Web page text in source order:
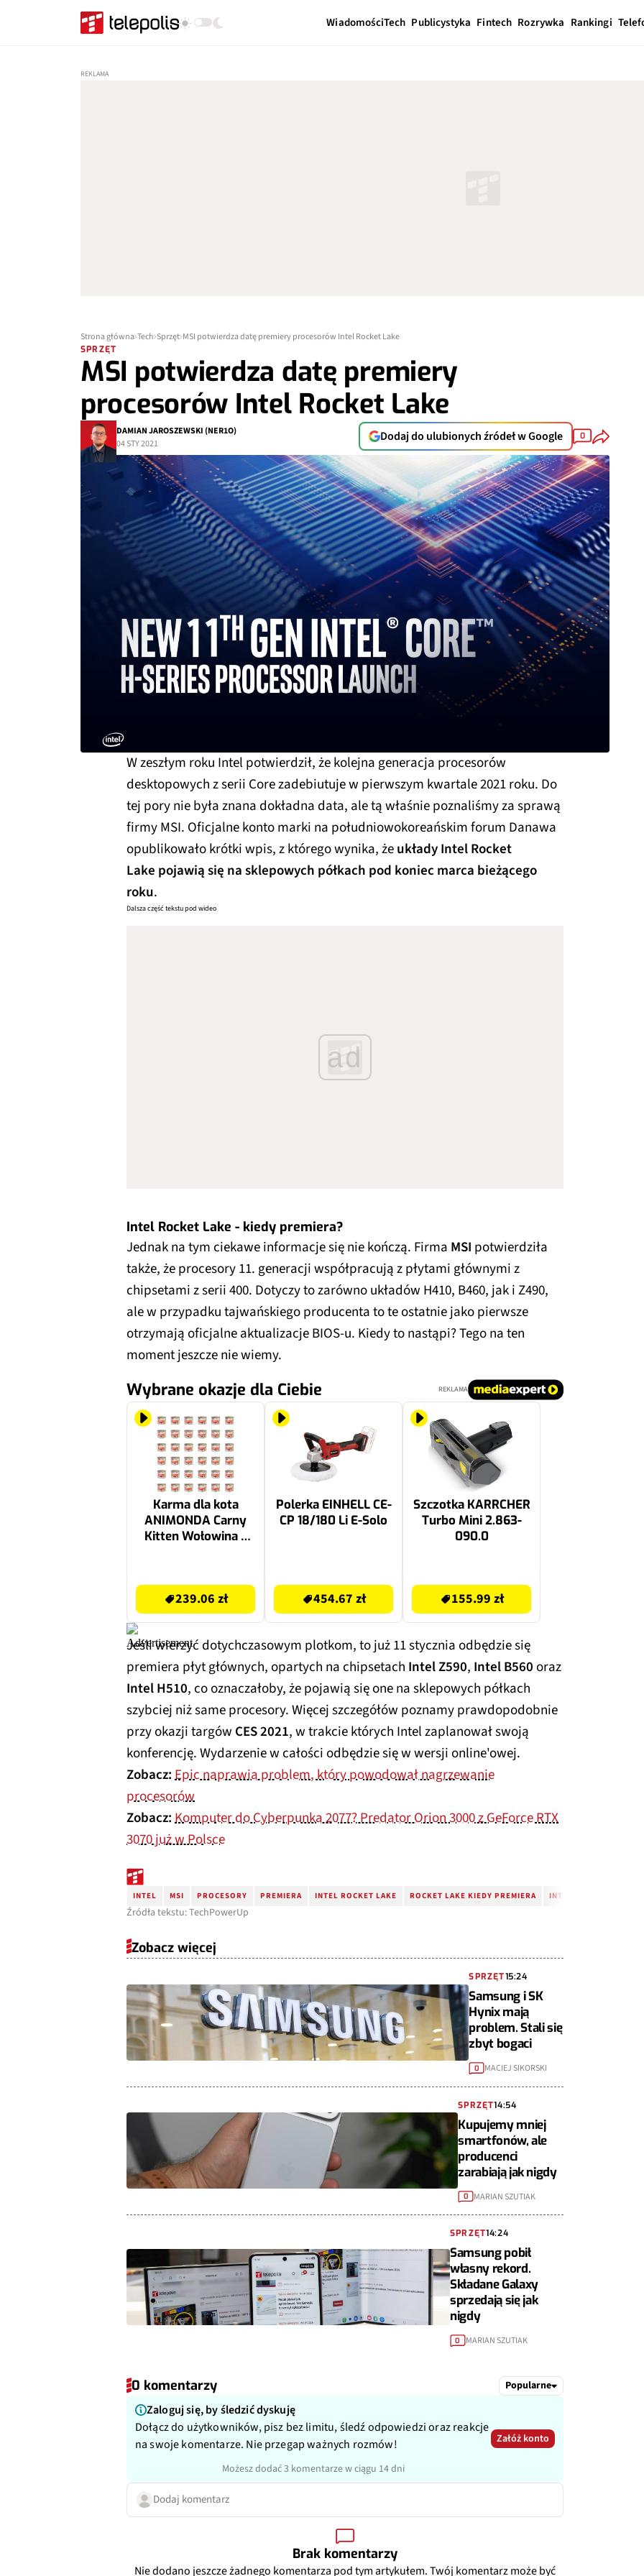
WiadomościTech Publicystyka Fintech Rozrywka Rankingi
Strona główna Tech Sprzęt MSI potwierdza datę premiery procesorów Intel Rocket Lake
SPRZĘT
MSI potwierdza datę premiery
procesorów Intel Rocket Lake
DAMIAN JAROSZEWSKI (NER1O)
04 STY 2021
Dodaj do ulubionych źródeł w Google 0
W zeszłym roku Intel potwierdził, że kolejna generacja procesorów
desktopowych z serii Core zadebiutuje w pierwszym kwartale 2021 roku. Do
tej pory nie była znana dokładna data, ale tą właśnie poznaliśmy za sprawą
firmy MSI. Oficjalne konto marki na południowokoreańskim forum Danawa
opublikowało krótki wpis, z którego wynika, żeukłady Intel Rocket
Lake pojawią się na sklepowych półkach pod koniec marca bieżącego
roku.
Dalsza część tekstu pod wideo
ad
Intel Rocket Lake - kiedy premiera?
Jednak na tym ciekawe informacje się nie kończą. Firma MSI potwierdziła
także, że procesory 11. generacji współpracują z płytami głównymi z
chipsetami z serii 400. Dotyczy to zarówno układów H410, B460, jak i Z490,
ale w przypadku tajwańskiego producenta to te ostatnie jako pierwsze
otrzymają oficjalne aktualizacje BIOS-u. Kiedy to nastąpi? Tego na ten
moment jeszcze nie wiemy.
Wybrane okazje dla Ciebie REKLAMA
Karma dla kota
ANIMONDA Carny
Kitten Wołowina z
239.06 zł
Polerka EINHELL CE-
CP 18/180 Li E-Solo
454.67 zł
Szczotka KARRCHER
Turbo Mini 2.863-
090.0
155.99 zł
Jeśli wierzyć dotychczasowym plotkom, to już 11 stycznia odbędzie się
premiera płyt głównych, opartych na chipsetach Intel Z590, Intel B560oraz
Intel H510, co oznaczałoby, że pojawią się one na sklepowych półkach
szybciej niż same procesory. Więcej szczegółów poznamy prawdopodobnie
przy okazji targów CES 2021, w trakcie których Intel zaplanował swoją
konferencję. Wydarzenie w całości odbędzie się w wersji online'owej.
Zobacz:Epic naprawia problem, który powodował nagrzewanie
procesorów
Zobacz:Komputer do Cyberpunka 2077? Predator Orion 3000 z GeForce RTX
3070 już w Polsce
INTEL MSI PROCESORY PREMIERA INTEL ROCKET LAKE ROCKET LAKE KIEDY PREMIERA INTEL Z590
Źródła tekstu: TechPowerUp
Zobacz więcej
SPRZĘT15:24
Samsung i SK
Hynix mają
problem. Stali się
zbyt bogaci
0 MACIEJ SIKORSKI
SPRZĘT14:54
Kupujemy mniej
smartfonów, ale
producenci
zarabiają jak nigdy
0 MARIAN SZUTIAK
SPRZĘT14:24
Samsung pobił
własny rekord.
Składane Galaxy
sprzedają się jak
nigdy
0 MARIAN SZUTIAK
0 komentarzy Popularne
Zaloguj się, by śledzić dyskuję
Dołącz do użytkowników, pisz bez limitu, śledź odpowiedzi oraz reakcje
na swoje komentarze. Nie przegap ważnych rozmów!
Możesz dodać 3 komentarze w ciągu 14 dni
Załóż konto
Dodaj komentarz
Brak komentarzy
Nie dodano jeszcze żadnego komentarza pod tym artykułem. Twój komentarz może być